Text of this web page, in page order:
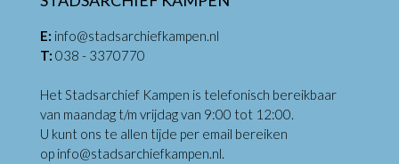
E: info@stadsarchiefkampen.nl
T: 038 - 3370770
Het Stadsarchief Kampen is telefonisch bereikbaar
van maandag t/m vrijdag van 9:00 tot 12:00.
U kunt ons te allen tijde per email bereiken
op info@stadsarchiefkampen.nl